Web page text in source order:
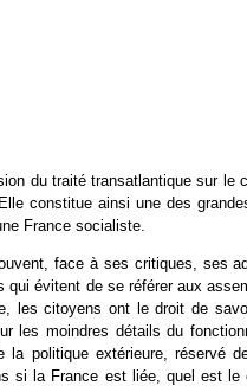
du traité transatlantique sur le
constitue ainsi une des
France socialiste.
face à ses critiques, ses
qui évitent de se référer aux
les citoyens ont le droit de
les moindres détails du
la politique extérieure, réservé
si la France est liée, quel est